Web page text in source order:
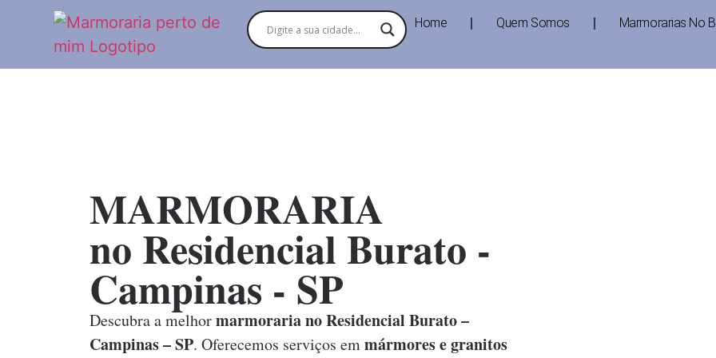
Home Quem Somos Marmorarias No
MARMORARIA
no Residencial Burato -
Campinas - SP
Descubra a melhormarmoraria no Residencial Burato –
Campinas – SP. Oferecemos serviços emmármores e granitos